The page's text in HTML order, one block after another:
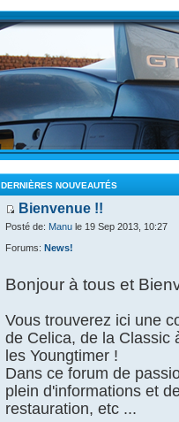
DERNIÈRES NOUVEAUTÉS
Bienvenue !!
Posté de: Manu le 19 Sep 2013, 10:27
Forums: News!
Bonjour à tous et
Vous trouverez ici une
de Celica, de la Classic
les Youngtimer !
Dans ce forum de
plein d'informations et
restauration, etc ...